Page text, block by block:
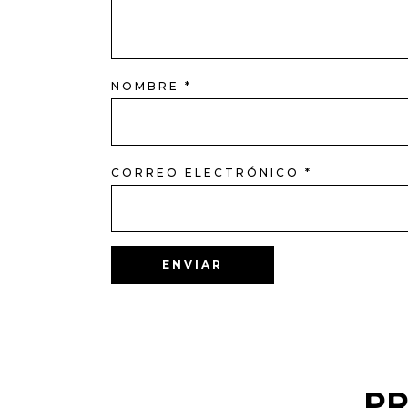
NOMBRE *
CORREO ELECTRÓNICO *